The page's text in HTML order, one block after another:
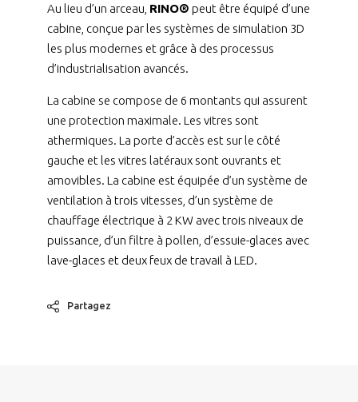
Au lieu d’un arceau, RINO® peut être équipé d’une
cabine, conçue par les systèmes de simulation 3D
les plus modernes et grâce à des processus
d’industrialisation avancés.
La cabine se compose de 6 montants qui assurent
une protection maximale. Les vitres sont
athermiques. La porte d’accès est sur le côté
gauche et les vitres latéraux sont ouvrants et
amovibles. La cabine est équipée d’un système de
ventilation à trois vitesses, d’un système de
chauffage électrique à 2 KW avec trois niveaux de
puissance, d’un filtre à pollen, d’essuie-glaces avec
lave-glaces et deux feux de travail à LED.
Partagez